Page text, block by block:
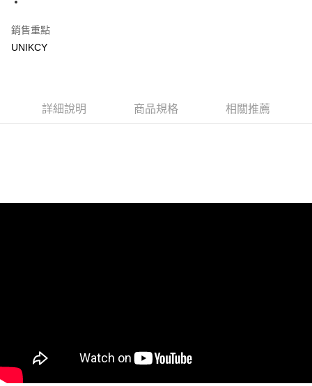
銷售重點
UNIKCY
詳細說明 商品規格 相關推薦